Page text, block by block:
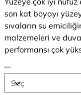
son kat boyayı
sıvaların su
malzemeleri ve
performansı çok
Boyut